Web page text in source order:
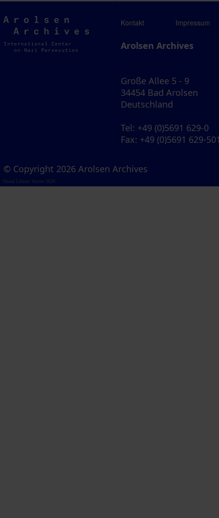
Arolsen
Archives
Kontakt Impressum
Arolsen Archives
Große Allee 5 - 9
34454 Bad Arolsen
Deutschland
Tel: +49 (0)5691 629-0
Fax: +49 (0)5691 629-
© Copyright 2026 Arolsen Archives
Visual Library Server 2026